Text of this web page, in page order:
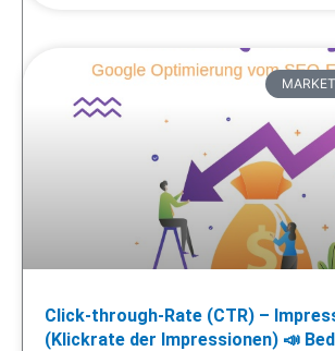
Click-through-Rate (CTR) –
(Klickrate der Impressionen) 📣